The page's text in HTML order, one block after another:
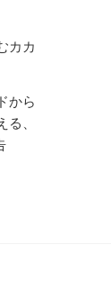
カカ
から
、